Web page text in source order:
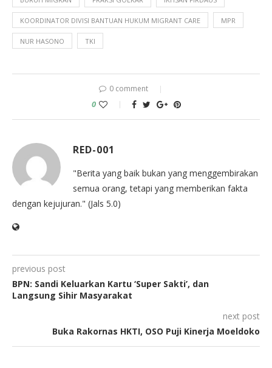
KOORDINATOR DIVISI BANTUAN HUKUM MIGRANT CARE MPR
NUR HASONO TKI
0 comment
0
RED-001
"Berita yang baik bukan yang menggembirakan
semua orang, tetapi yang memberikan fakta
dengan kejujuran." (Jals 5.0)
previous post
BPN: Sandi Keluarkan Kartu ‘Super Sakti’, dan
Langsung Sihir Masyarakat
next post
Buka Rakornas HKTI, OSO Puji Kinerja Moeldoko